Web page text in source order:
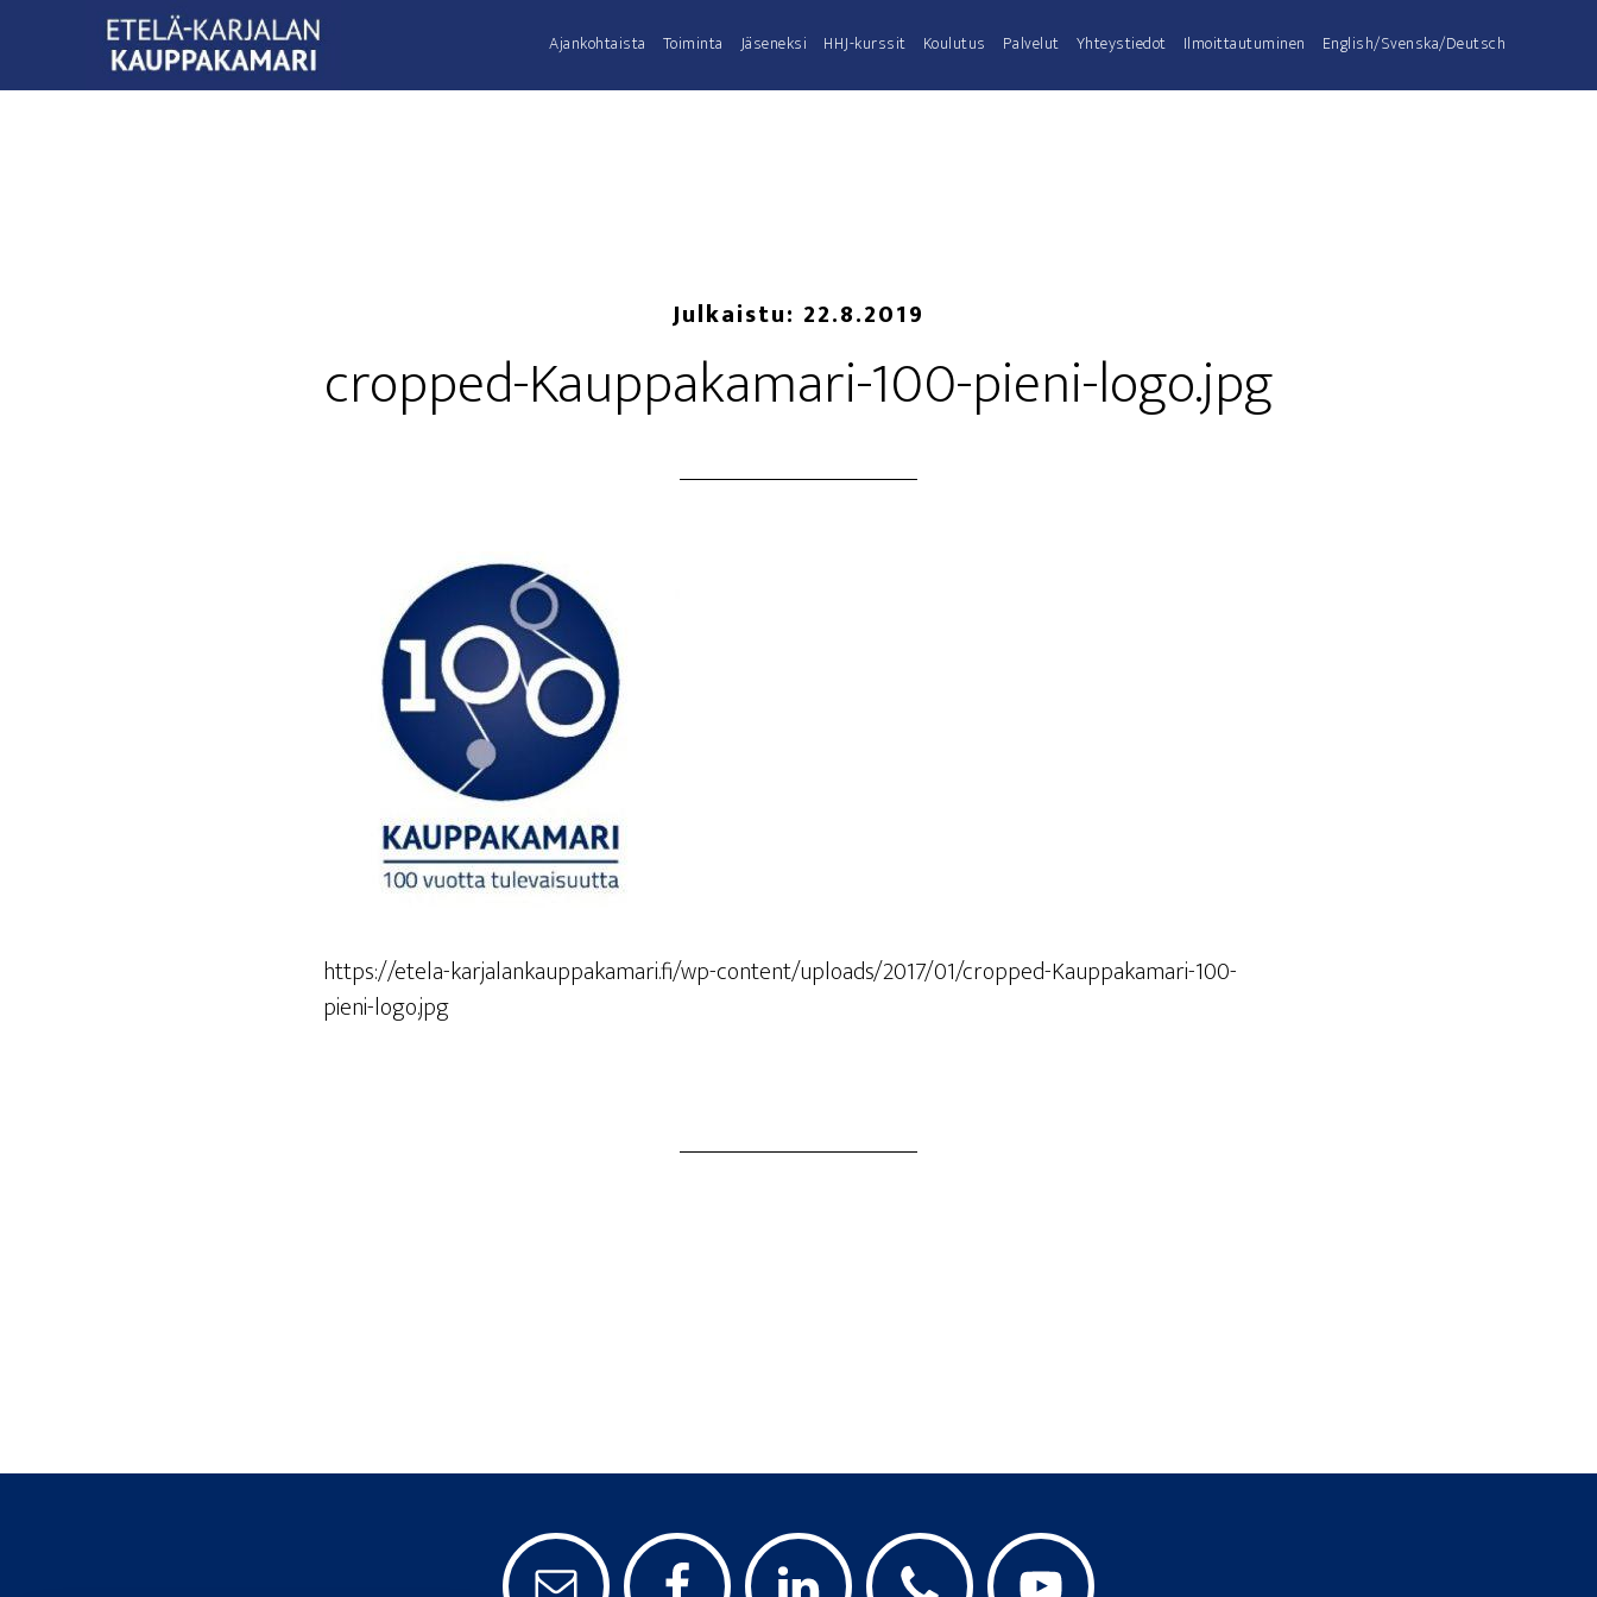
Ajan­koh­tais­ta Toi­min­ta Jäse­nek­si HHJ-kurs­­sit Kou­lu­tus Pal­ve­lut Yhteys­tie­dot Ilmoit­tau­tu­mi­nen English/Svenska/Deutsch
Julkaistu: 22.8.2019
cropped-Kauppakamari-100-pieni-logo.jpg
https://etela-karjalankauppakamari.fi/wp-content/uploads/2017/01/cropped-Kauppakamari-100-
pieni-logo.jpg